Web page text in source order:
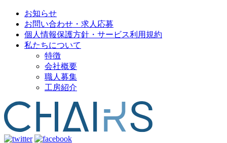
お知らせ
お問い合わせ・求人応募
個人情報保護方針・サービス利用規約
私たちについて
特徴
会社概要
職人募集
工房紹介